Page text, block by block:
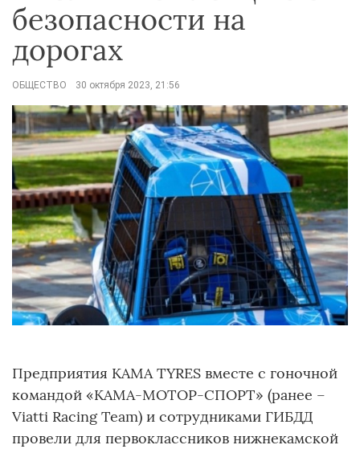
безопасности на
дорогах
ОБЩЕСТВО 30 октября 2023, 21:56
Предприятия KAMA TYRES вместе с гоночной
командой «КАМА-МОТОР-СПОРТ» (ранее –
Viatti Racing Team) и сотрудниками ГИБДД
провели для первоклассников нижнекамской